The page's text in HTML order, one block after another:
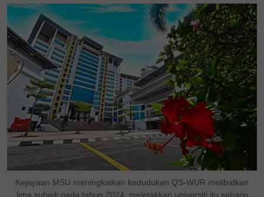
Kejayaan MSU meningkatkan kedudukan QS-WUR melibatkan
lima subjek pada tahun 2024, meletakkan universiti itu sebaris